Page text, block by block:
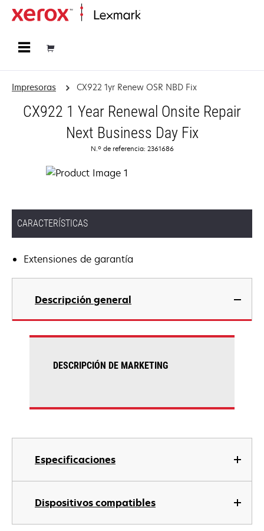
Impresoras CX922 1yr Renew OSR NBD Fix
CX922 1 Year Renewal Onsite Repair
Next Business Day Fix
N.º de referencia: 2361686
CARACTERÍSTICAS
Extensiones de garantía
Descripción general
Especificaciones
Dispositivos compatibles
DESCRIPCIÓN DE MARKETING